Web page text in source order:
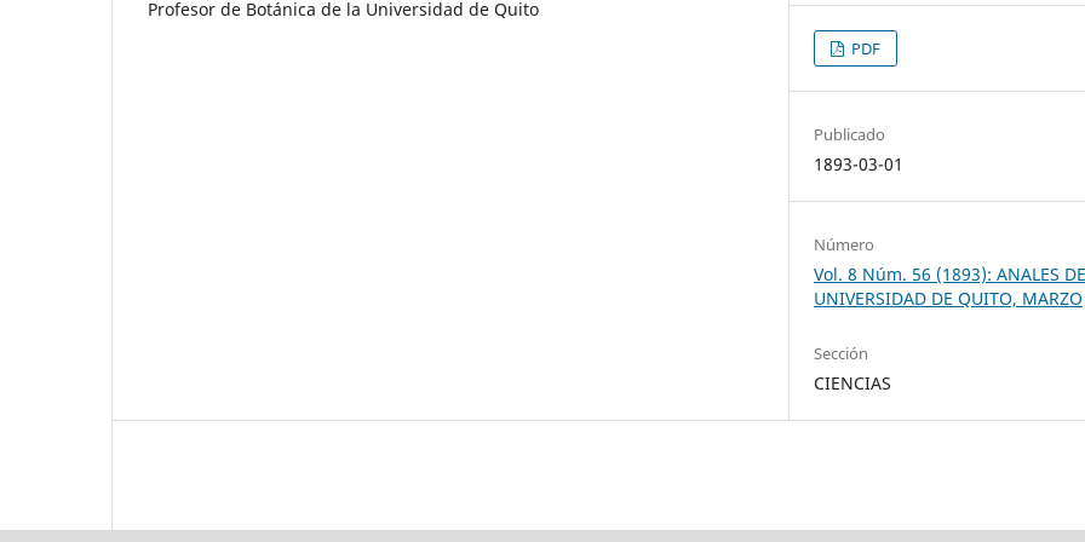
Profesor de Botánica de la Universidad de Quito
PDF
Publicado
1893-03-01
Número
Vol. 8 Núm. 56 (1893): ANALES
UNIVERSIDAD DE QUITO, MARZO
Sección
CIENCIAS